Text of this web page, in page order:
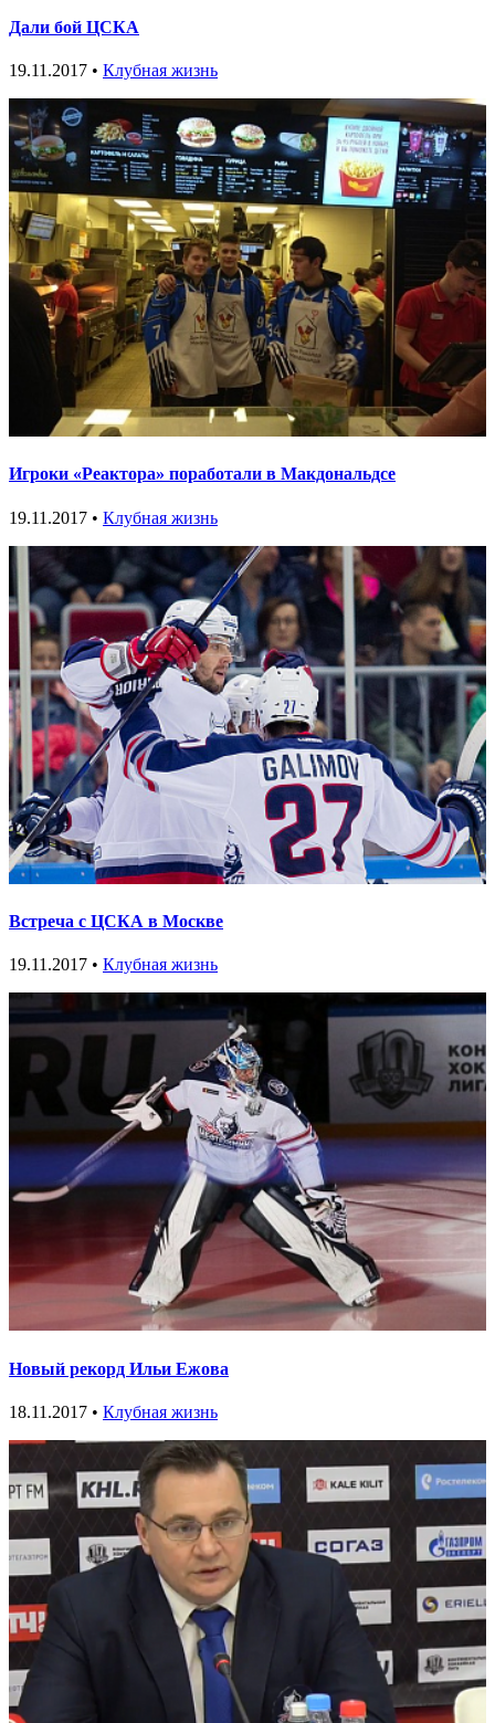
Дали бой ЦСКА
19.11.2017 • Клубная жизнь
Игроки «Реактора» поработали в Макдональдсе
19.11.2017 • Клубная жизнь
Встреча с ЦСКА в Москве
19.11.2017 • Клубная жизнь
Новый рекорд Ильи Ежова
18.11.2017 • Клубная жизнь